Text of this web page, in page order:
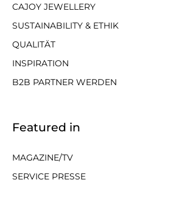
CAJOY JEWELLERY
SUSTAINABILITY & ETHIK
QUALITÄT
INSPIRATION
B2B PARTNER WERDEN
Featured in
MAGAZINE/TV
SERVICE PRESSE